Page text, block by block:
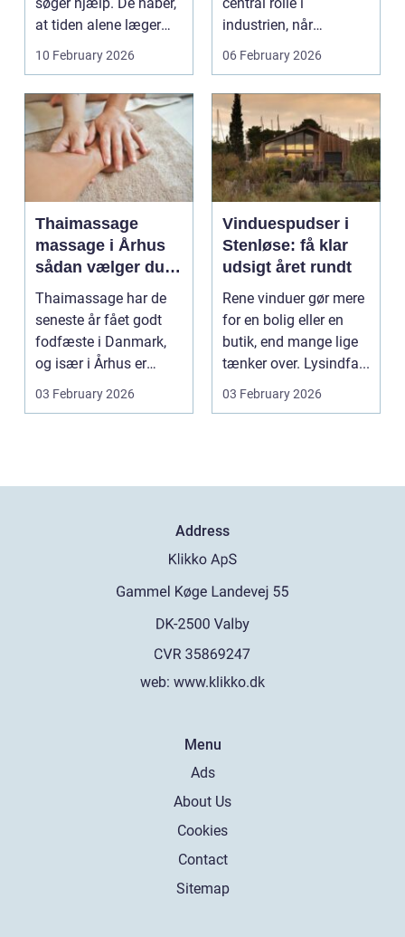
at tiden alene læger
sårene, at tr...
10 February 2026
industrien, når
konstruktioner,
svejsninger og k...
06 February 2026
Thaimassage
massage i Århus
sådan vælger du
den rette
behandling
Thaimassage har de
seneste år fået godt
fodfæste i Danmark,
og især i Århus er
udbuddet vokset
03 February 2026
Vinduespudser i
Stenløse: få klar
udsigt året rundt
Rene vinduer gør mere
for en bolig eller en
butik, end mange lige
tænker over. Lysindfa...
03 February 2026
Address
web: www.klikko.dk
Menu
Ads
About Us
Cookies
Contact
Sitemap